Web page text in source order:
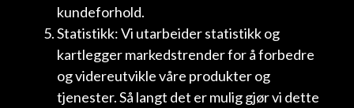
kundeforhold.
Statistikk: Vi utarbeider statistikk og
kartlegger markedstrender for å forbedre
og videreutvikle våre produkter og
tjenester. Så langt det er mulig gjør vi dette